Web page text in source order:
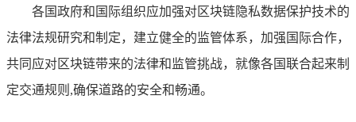
各国政府和国际组织应加强对区块链隐私数据保护技术的
法律法规研究和制定，建立健全的监管体系，加强国际合作，
共同应对区块链带来的法律和监管挑战，就像各国联合起来制
定交通规则,确保道路的安全和畅通。